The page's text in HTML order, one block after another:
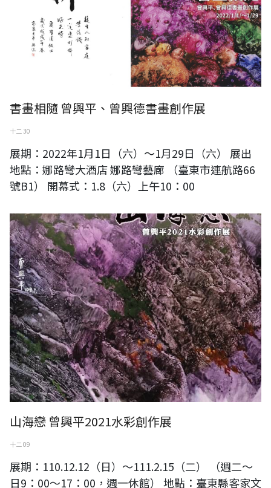
書畫相隨 曾興平、曾興德書畫創作展
十二 30
展期：2022年1月1日（六）～1月29日（六） 展出
地點：娜路彎大酒店 娜路彎藝廊 （臺東市連航路66
號B1） 開幕式：1.8（六）上午10：00
山海戀 曾興平2021水彩創作展
十二 09
展期：110.12.12（日）～111.2.15（二） （週二～
日9：00～17：00，週一休館） 地點：臺東縣客家文